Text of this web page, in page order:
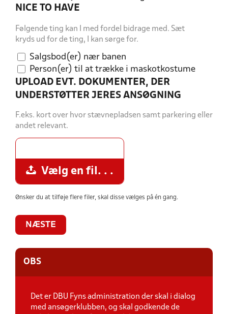
NICE TO HAVE
Følgende ting kan I med fordel bidrage med. Sæt
kryds ud for de ting, I kan sørge for.
Salgsbod(er) nær banen
Person(er) til at trække i maskotkostume
UPLOAD EVT. DOKUMENTER, DER
UNDERSTØTTER JERES ANSØGNING
F.eks. kort over hvor stævnepladsen samt parkering eller
andet relevant.
Vælg en fil. . .
Ønsker du at tilføje flere filer, skal disse vælges på én gang.
OBS
Det er DBU Fyns administration der skal i dialog
med ansøgerklubben, og skal godkende de